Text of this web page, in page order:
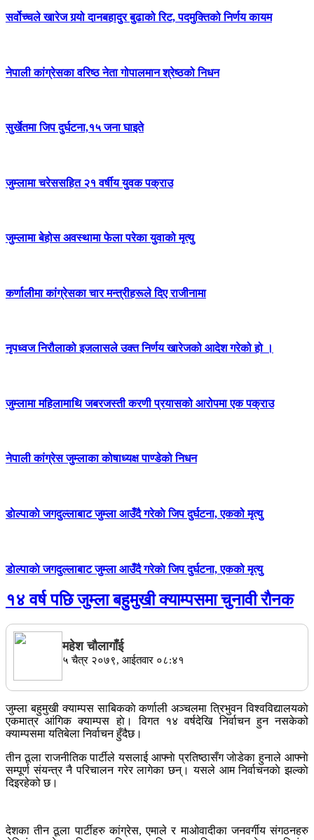
सर्वोच्चले खारेज गर्‍यो दानबहादुर बुढाको रिट, पदमुक्तिको निर्णय कायम
नेपाली कांग्रेसका वरिष्ठ नेता गोपालमान श्रेष्ठको निधन
सुर्खेतमा जिप दुर्घटना,१५ जना घाइते
जुम्लामा चरेससहित २१ वर्षीय युवक पक्राउ
जुम्लामा बेहोस अवस्थामा फेला परेका युवाको मृत्यु
कर्णालीमा कांग्रेसका चार मन्त्रीहरूले दिए राजीनामा
नृपध्वज निरौलाको इजलासले उक्त निर्णय खारेजको आदेश गरेको हो ।
जुम्लामा महिलामाथि जबरजस्ती करणी प्रयासको आरोपमा एक पक्राउ
नेपाली कांग्रेस जुम्लाका कोषाध्यक्ष पाण्डेको निधन
डाेल्पाकाे जगदुल्लाबाट जुम्ला आउँदै गरेकाे जिप दुर्घटना, एकको मृत्यु
डाेल्पाकाे जगदुल्लाबाट जुम्ला आउँदै गरेकाे जिप दुर्घटना, एकको मृत्यु
१४ वर्ष पछि जुम्ला बहुमुखी क्याम्पसमा चुनावी राैनक
महेश चाैलागाँई
५ चैत्र २०७९, आईतवार ०८:४१
जुम्ला बहुमुखी क्याम्पस साबिककाे कर्णाली अञ्चलमा त्रिभुवन विश्वविद्यालयकाे
एकमात्र आंगिक क्याम्पस हाे। विगत १४ वर्षदेखि निर्वाचन हुन नसकेको
क्याम्पसमा यतिबेला निर्वाचन हुँदैछ।
तीन ठूला राजनीतिक पार्टीले यसलाई आफ्नाे प्रतिष्ठासँग जाेडेका हुनाले आफ्नाे
सम्पूर्ण संयन्त्र नै परिचालन गरेर लागेका छन्। यसले आम निर्वाचनकाे झल्काे
दिइरहेको छ।
देशका तीन ठूला पार्टीहरु कांग्रेस, एमाले र माओवादीका जनवर्गीय संगठनहरु